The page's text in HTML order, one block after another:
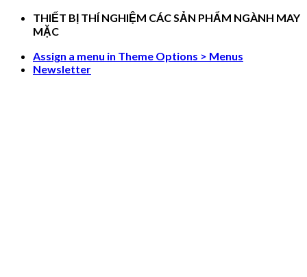
Skip
THIẾT BỊ THÍ NGHIỆM CÁC SẢN PHẨM NGÀNH MAY
MẶC
Assign a menu in Theme Options > Menus
Newsletter